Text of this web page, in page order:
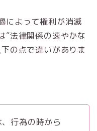
によって権利が消滅
”法律関係の速やかな
の点で違いがありま
行為の時から